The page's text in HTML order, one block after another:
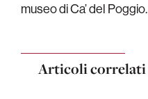
museo di Ca’ del Poggio.
Articoli correlati